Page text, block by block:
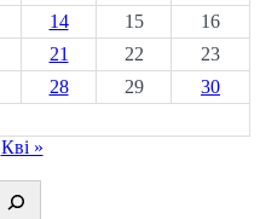
14 15
16
21 22
23
28 29
30
Кві »